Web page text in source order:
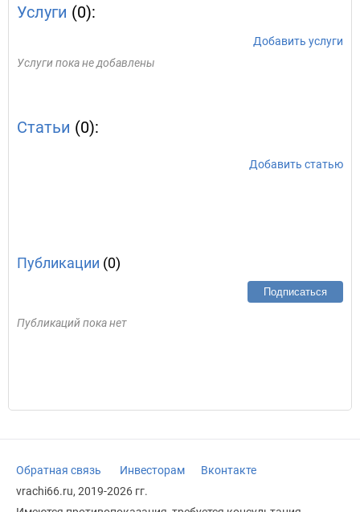
Услуги (0):
Добавить услуги
Услуги пока не добавлены
Статьи (0):
Добавить статью
Публикации (0)
Подписаться
Публикаций пока нет
Обратная связь Инвесторам
Вконтакте
vrachi66.ru, 2019-2026 гг.